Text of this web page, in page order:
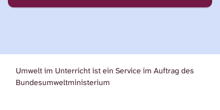
Umwelt im Unterricht ist ein Service im Auftrag des
Bundesumweltministerium